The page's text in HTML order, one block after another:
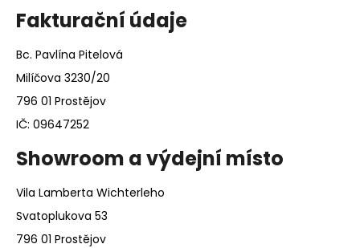
Fakturační údaje
Bc. Pavlína Pitelová
Milíčova 3230/20
796 01 Prostějov
IČ: 09647252
Showroom a výdejní místo
Vila Lamberta Wichterleho
Svatoplukova 53
796 01 Prostějov
D
p
o
r
u
č
u
j
e
m
e